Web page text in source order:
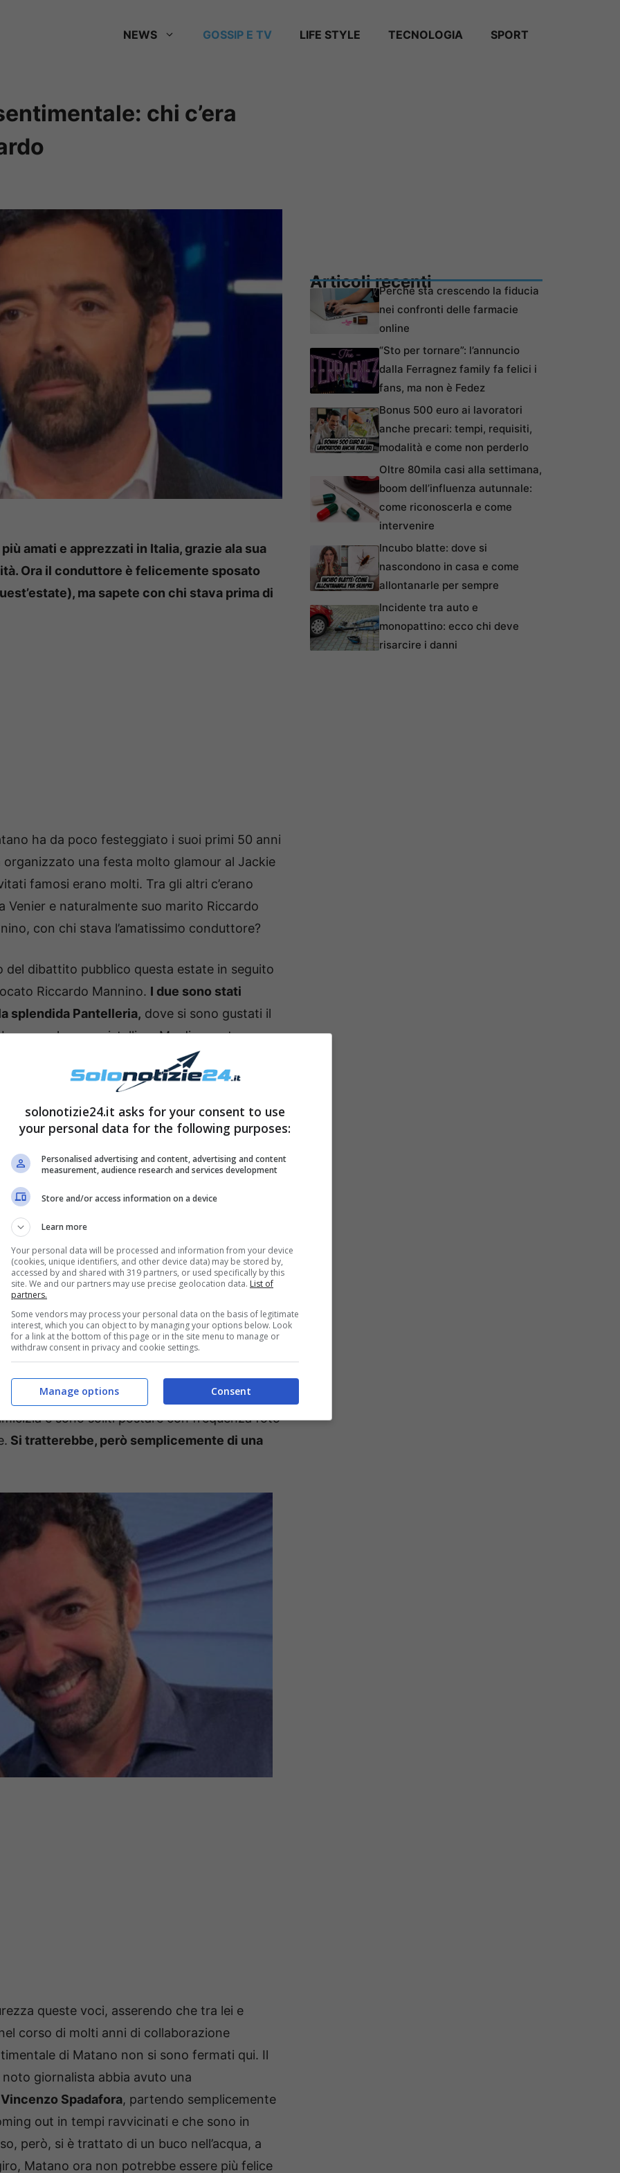
NEWS GOSSIP E TV LIFE STYLE TECNOLOGIA SPORT
chi c’era
amati e apprezzati in Italia, grazie ala sua
Ora il conduttore è felicemente sposato
ma sapete con chi stava prima di
ha da poco festeggiato i suoi primi 50 anni
organizzato una festa molto glamour al Jackie
famosi erano molti. Tra gli altri c’erano
Venier e naturalmente suo marito Riccardo
con chi stava l’amatissimo conduttore?
dibattito pubblico questa estate in seguito
Riccardo Mannino. I due sono stati
splendida Pantelleria, dove si sono gustati il
nel mare cristallino. Ma di recente sono
con una donna (prima che arrivasse
ha avuto prima del
Mannino? Sorprendente
Matano potrebbe aver avuto un flirt
è stato messo in giro questo rumor? Pare che
e sono soliti postare con frequenza foto
Si tratterebbe, però semplicemente di una
queste voci, asserendo che tra lei e
corso di molti anni di collaborazione
di Matano non si sono fermati qui. Il
giornalista abbia avuto una
Spadafora, partendo semplicemente
out in tempi ravvicinati e che sono in
però, si è trattato di un buco nell’acqua, a
Matano ora non potrebbe essere più felice
Articoli recentiPerché sta crescendo la fiducia
nei confronti delle farmacie
online
“Sto per tornare”: l’annuncio
dalla Ferragnez family fa felici i
fans, ma non è Fedez
Bonus 500 euro ai lavoratori
anche precari: tempi, requisiti,
modalità e come non perderlo
Oltre 80mila casi alla settimana,
boom dell’influenza autunnale:
come riconoscerla e come
intervenire
Incubo blatte: dove si
nascondono in casa e come
allontanarle per sempre
Incidente tra auto e
monopattino: ecco chi deve
risarcire i danni
solonotizie24.it asks for your consent to use
your personal data for the following purposes:
Personalised advertising and content, advertising and content
measurement, audience research and services development
Store and/or access information on a device
Learn more
Your personal data will be processed and information from your device
(cookies, unique identifiers, and other device data) may be stored by,
accessed by and shared with 319 partners, or used specifically by this
site. We and our partners may use precise geolocation data. List of
partners.
Some vendors may process your personal data on the basis of legitimate
interest, which you can object to by managing your options below. Look
for a link at the bottom of this page or in the site menu to manage or
withdraw consent in privacy and cookie settings.
Consent
Manage options